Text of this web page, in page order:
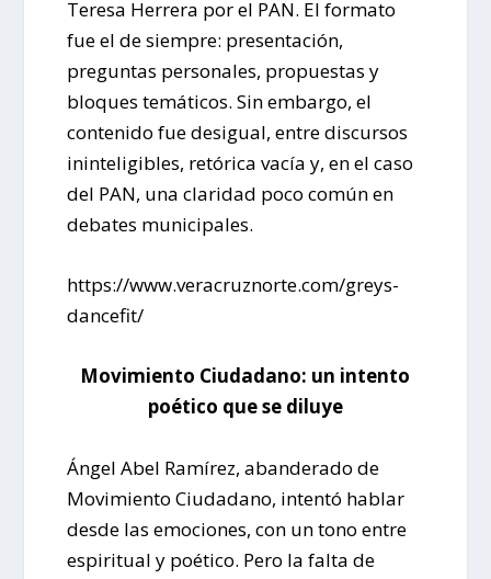
Teresa Herrera por el PAN. El formato
fue el de siempre: presentación,
preguntas personales, propuestas y
bloques temáticos. Sin embargo, el
contenido fue desigual, entre discursos
ininteligibles, retórica vacía y, en el caso
del PAN, una claridad poco común en
debates municipales.
https://www.veracruznorte.com/greys-
dancefit/
Movimiento Ciudadano: un intento
poético que se diluye
Ángel Abel Ramírez, abanderado de
Movimiento Ciudadano, intentó hablar
desde las emociones, con un tono entre
espiritual y poético. Pero la falta de